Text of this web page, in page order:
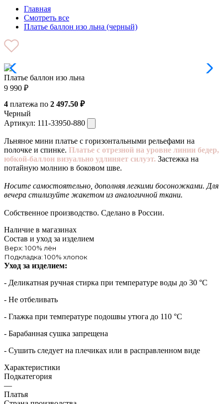
Главная
Смотреть все
Платье баллон изо льна (черный)
Платье баллон изо льна
9 990 ₽
4 платежа по 2 497.50 ₽
Черный
Артикул: 111-33950-880
Льняное мини платье с горизонтальными рельефами на
полочке и спинке. Платье с отрезной на уровне линии бедер,
юбкой-баллон визуально удлиняет силуэт. Застежка на
потайную молнию в боковом шве.
Носите самостоятельно, дополняя легкими босоножками. Для
вечера стилизуйте жакетом из аналогичной ткани.
Собственное производство. Сделано в России.
Наличие в магазинах
Состав и уход за изделием
Верх: 100% лён
Подкладка: 100% хлопок
Уход за изделием:
- Деликатная ручная стирка при температуре воды до 30 °C
- Не отбеливать
- Глажка при температуре подошвы утюга до 110 °C
- Барабанная сушка запрещена
- Сушить следует на плечиках или в расправленном виде
Характеристики
Подкатегория
—
Платья